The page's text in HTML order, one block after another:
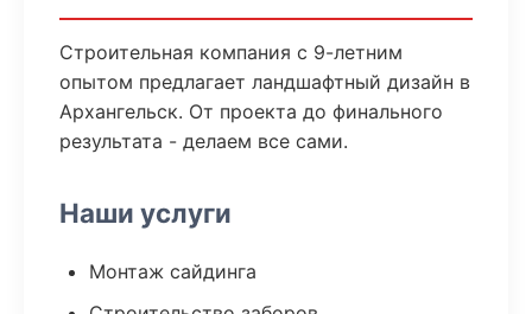
Строительная компания с 9-летним
опытом предлагает ландшафтный дизайн в
Архангельск. От проекта до финального
результата - делаем все сами.
Наши услуги
Монтаж сайдинга